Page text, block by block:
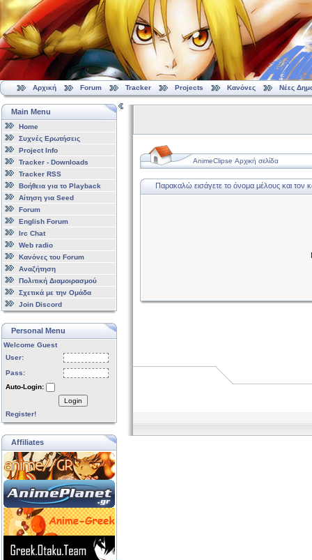
Αρχική Forum Tracker Projects Κανόνες Νέες
Main Menu
Home
Συχνές Ερωτήσεις
Project Info
Tracker - Downloads
Tracker RSS
Βοήθεια για το Playback
Αίτηση για Seed
Forum
English Forum
Irc Chat
Web radio
Κανόνες του Forum
Αναζήτηση
Πολιτική Διαμοιρασμού
Σχετικά με την Ομάδα
Join Discord
Personal Menu
Welcome Guest
User:
Pass:
Auto-Login:
Login
Register!
Affiliates
AnimeClipse Αρχική σελίδα
Παρακαλώ εισάγετε το όνομα μέλους και τον